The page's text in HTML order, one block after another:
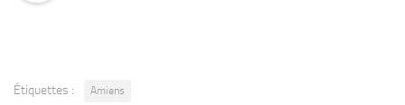
Étiquettes : Amiens